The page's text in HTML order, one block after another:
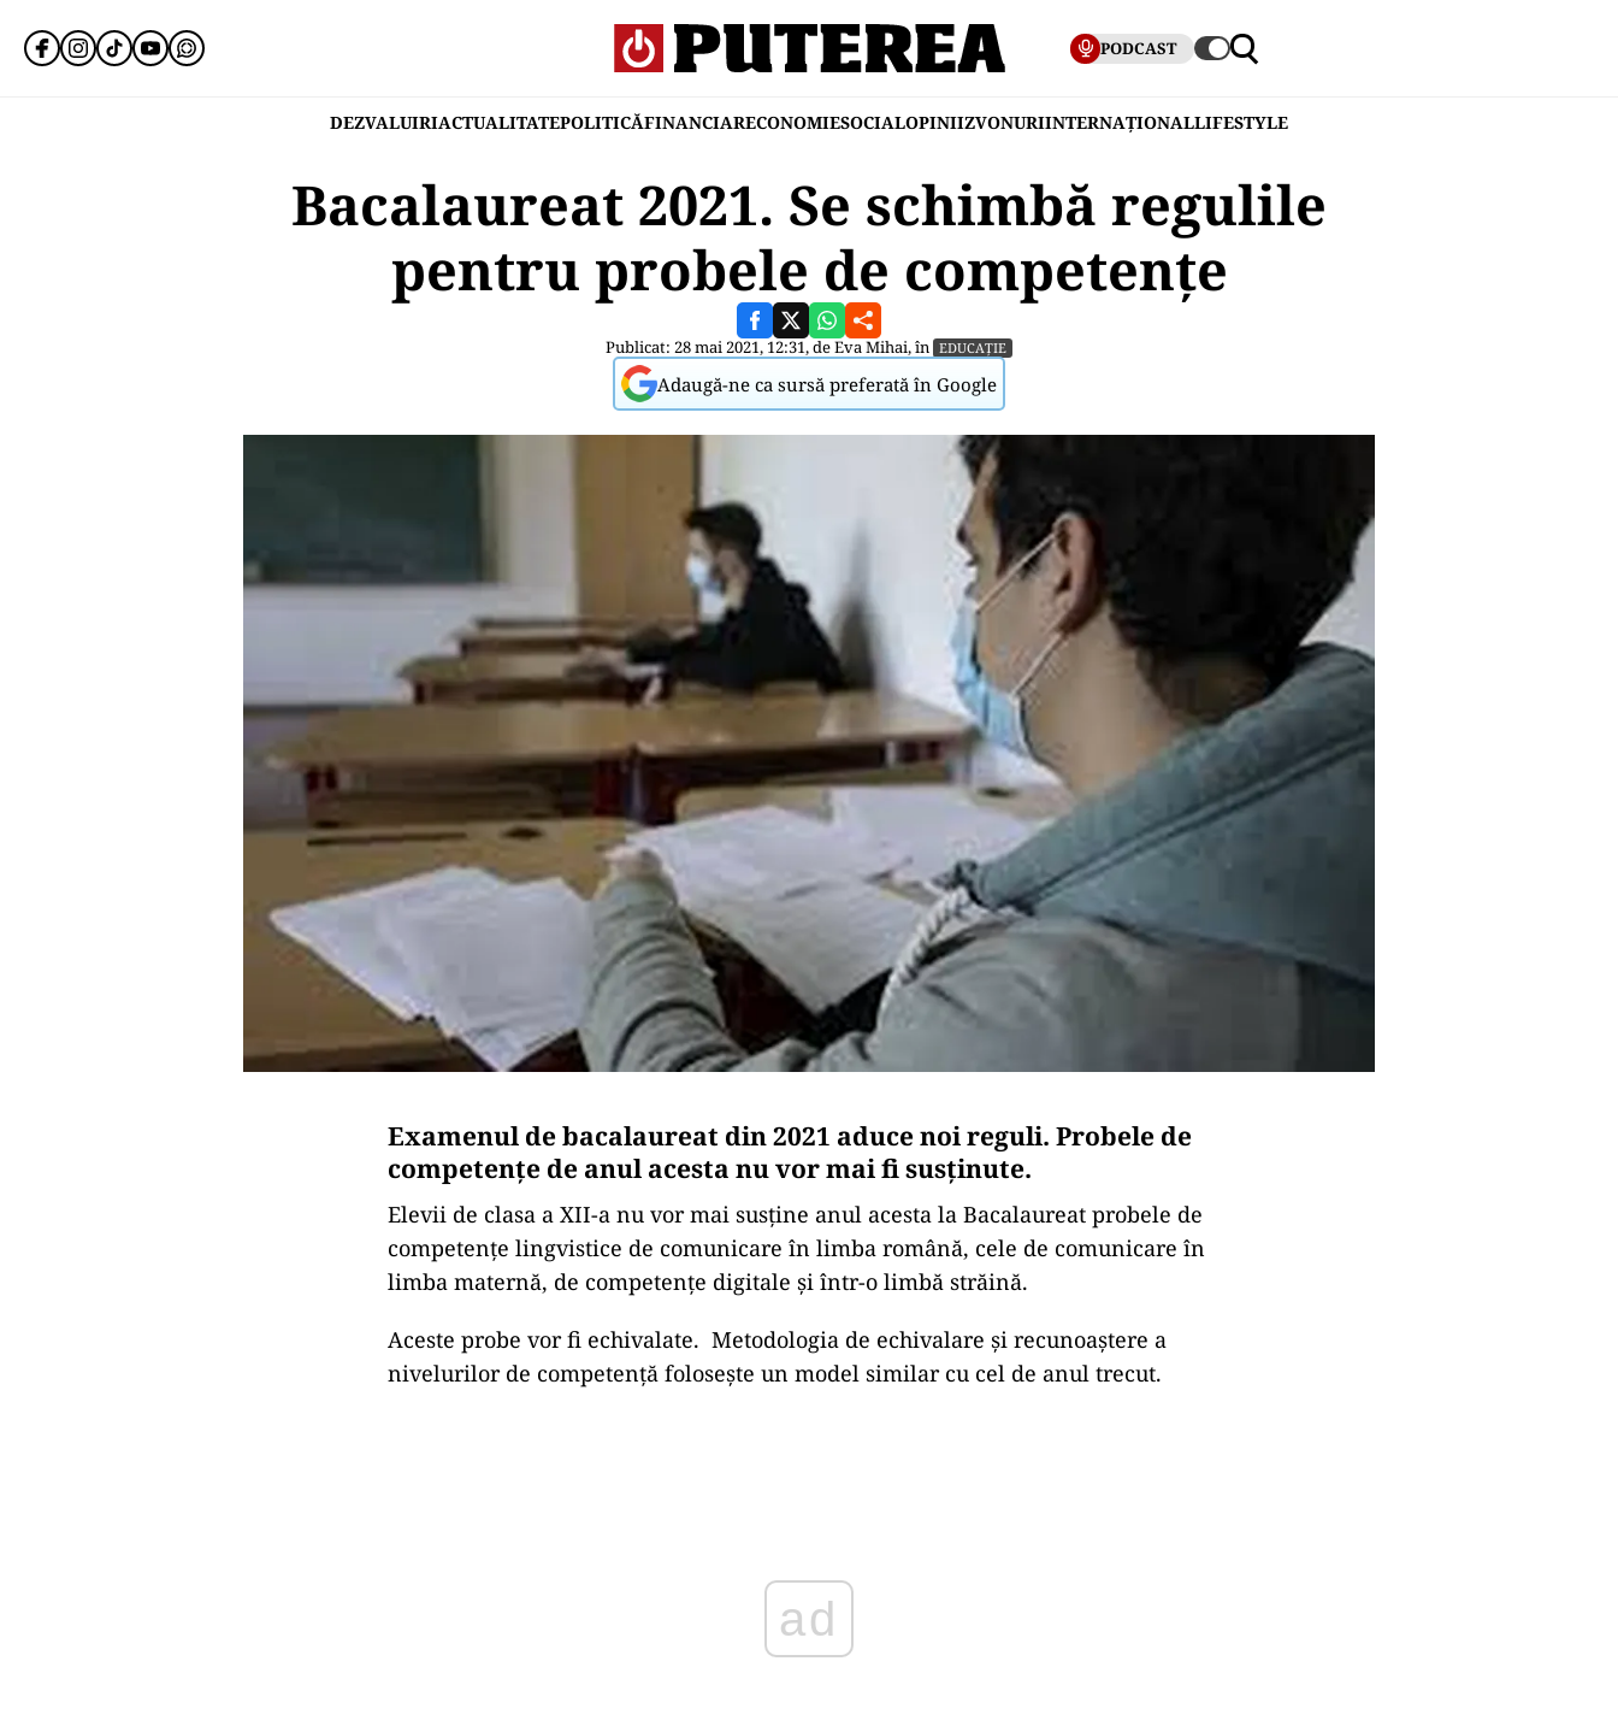
PODCAST
DEZVALUIRIACTUALITATEPOLITICĂFINANCIARECONOMIESOCIALOPINIIZVONURIINTERNAȚIONALLIFESTYLE
Bacalaureat 2021. Se schimbă regulile
pentru probele de competențe
Publicat: 28 mai 2021, 12:31, deEva Mihai, în EDUCAȚIE
Adaugă-ne ca sursă preferată în Google
Examenul de bacalaureat din 2021 aduce noi reguli. Probele de
competențe de anul acesta nu vor mai fi susținute.
Elevii de clasa a XII-a nu vor mai susține anul acesta la Bacalaureat probele de
competențe lingvistice de comunicare în limba română, cele de comunicare în
limba maternă, de competențe digitale și într-o limbă străină.
Aceste probe vor fi echivalate. Metodologia de echivalare și recunoaștere a
nivelurilor de competență folosește un model similar cu cel de anul trecut.